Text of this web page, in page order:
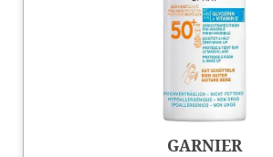
GARNIER